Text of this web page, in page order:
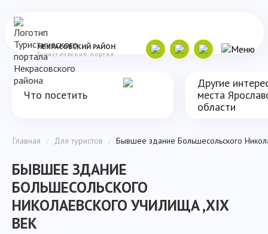
НЕКРАСОВСКИЙРАЙОН
Туристический портал
Что посетить
Другие
места
области
Главная / Для туристов / Бывшее здание Большесольского
БЫВШЕЕ ЗДАНИЕ
БОЛЬШЕСОЛЬСКОГО
НИКОЛАЕВСКОГО УЧИЛИЩА ,XIX
ВЕК